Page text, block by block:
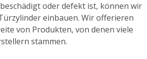
oder defekt ist, können wir
einbauen. Wir offerieren
von Produkten, von denen viele
stammen.